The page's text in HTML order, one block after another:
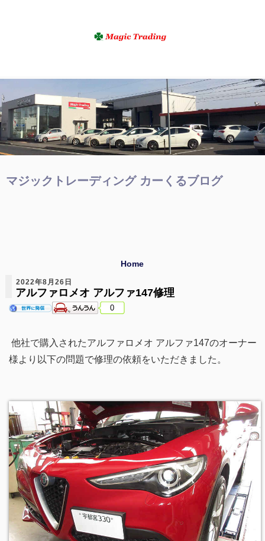
マジックトレーディング カーくるブログ
Home
2022年8月26日
アルファロメオ アルファ147修理
0
他社で購入されたアルファロメオ アルファ147のオーナー
様より以下の問題で修理の依頼をいただきました。